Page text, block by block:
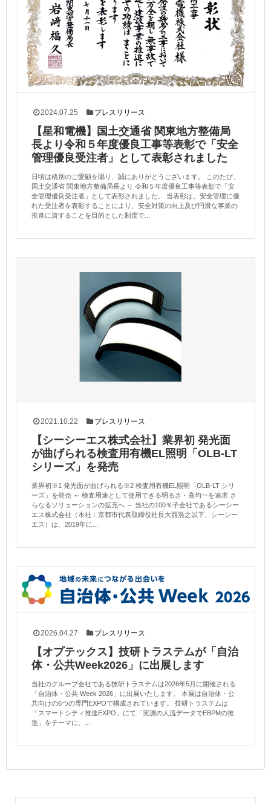
2024.07.25 プレスリリース
【星和電機】国土交通省 関東地方整備局
長より令和５年度優良工事等表彰で「安全
管理優良受注者」として表彰されました
日頃は格別のご愛顧を賜り、誠にありがとうございます。 このたび、
国土交通省 関東地方整備局長より 令和５年度優良工事等表彰で「安
全管理優良受注者」として表彰されました。 当表彰は、安全管理に優
れた受注者を表彰することにより、安全対策の向上及び円滑な事業の
推進に資することを目的とした制度で...
2021.10.22 プレスリリース
【シーシーエス株式会社】業界初 発光面
が曲げられる検査用有機EL照明「OLB-LT
シリーズ」を発売
業界初※1 発光面が曲げられる※2 検査用有機EL照明「OLB-LT シリ
ーズ」を発売 ～ 検査用途として使用できる明るさ・高均一を追求 さ
らなるソリューションの拡充へ ～ 当社の100％子会社であるシーシー
エス株式会社（本社：京都市代表取締役社長大西浩之以下、シーシー
エス）は、2019年に...
2026.04.27 プレスリリース
【オプテックス】技研トラステムが「自治
体・公共Week2026」に出展します
当社のグループ会社である技研トラステムは2026年5月に開催される
「自治体・公共 Week 2026」に出展いたします。 本展は自治体・公
共向けの6つの専門EXPOで構成されています。 技研トラステムは
「スマートシティ推進EXPO」にて「実測の人流データでEBPMの推
進」をテーマに、...